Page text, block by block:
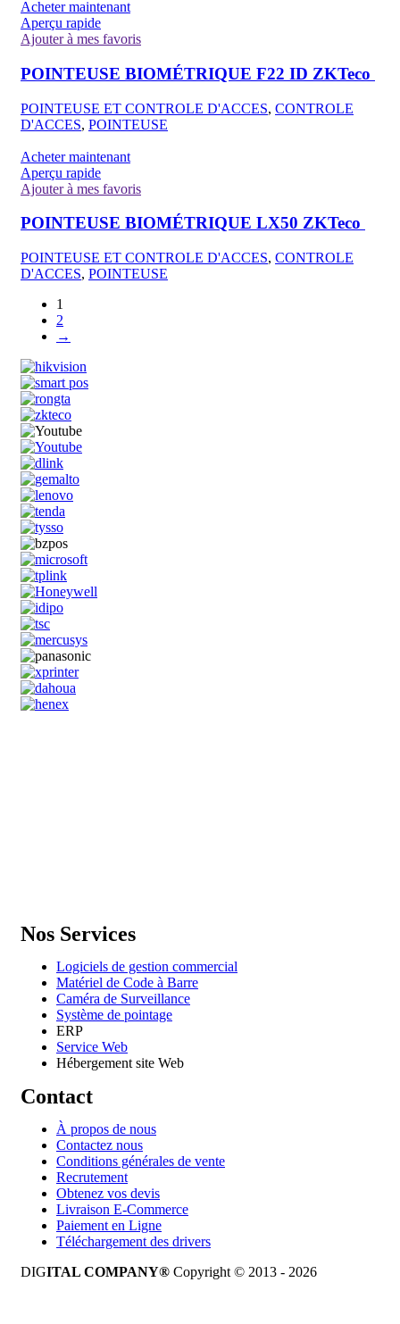
Acheter maintenant
Aperçu rapide
Ajouter à mes favoris
POINTEUSE BIOMÉTRIQUE F22 ID ZKTeco
POINTEUSE ET CONTROLE D'ACCES, CONTROLE
D'ACCES, POINTEUSE
Acheter maintenant
Aperçu rapide
Ajouter à mes favoris
POINTEUSE BIOMÉTRIQUE LX50 ZKTeco
POINTEUSE ET CONTROLE D'ACCES, CONTROLE
D'ACCES, POINTEUSE
1
2
→
Nos Services
Logiciels de gestion commercial
Matériel de Code à Barre
Caméra de Surveillance
Système de pointage
ERP
Service Web
Hébergement site Web
Contact
À propos de nous
Contactez nous
Conditions générales de vente
Recrutement
Obtenez vos devis
Livraison E-Commerce
Paiement en Ligne
Téléchargement des drivers
DIGITAL COMPANY® Copyright © 2013 - 2026